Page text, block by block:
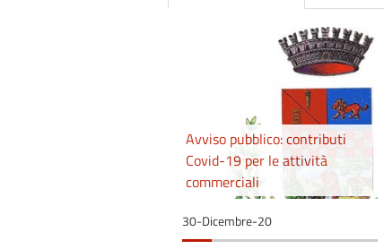
Avviso pubblico: contributi
Covid-19 per le attività
commerciali
30-Dicembre-20